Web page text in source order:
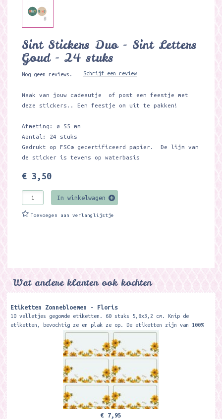
Sint Stickers Duo - Sint Letters
Goud - 24 stuks
Nog geen reviews. Schrijf een review
Maak van jouw cadeautje of post een feestje met
deze stickers.. Een feestje om uit te pakken!
Afmeting: ø 55 mm
Aantal: 24 stuks
Gedrukt op FSC® gecertificeerd papier. De lijm van
de sticker is tevens op waterbasis
€ 3,50
In winkelwagen
Toevoegen aan verlanglijstje
Wat andere klanten ook kochten
Etiketten Zonnebloemen - Floris
10 velletjes gegomde etiketten. 60 stuks 5,8x3,2 cm. Knip de
etiketten, bevochtig ze en plak ze op. De etiketten zijn van 100%
€ 7,95